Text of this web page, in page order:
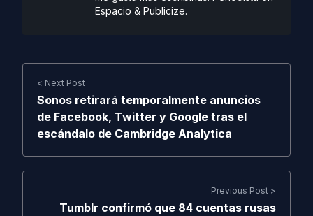
Espacio & Publicize.
< Next Post
Sonos retirará temporalmente anuncios
de Facebook, Twitter y Google tras el
escándalo de Cambridge Analytica
Previous Post >
Tumblr confirmó que 84 cuentas rusas